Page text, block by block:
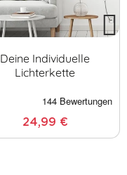
Deine Individuelle
Lichterkette
24,99 €